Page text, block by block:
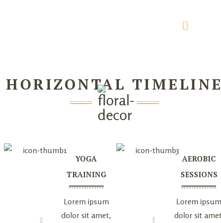
HORIZONTAL
YOGA
TRAINING
Lorem ipsum
dolor sit amet,
AEROBIC
SESSIONS
Lorem
dolor sit